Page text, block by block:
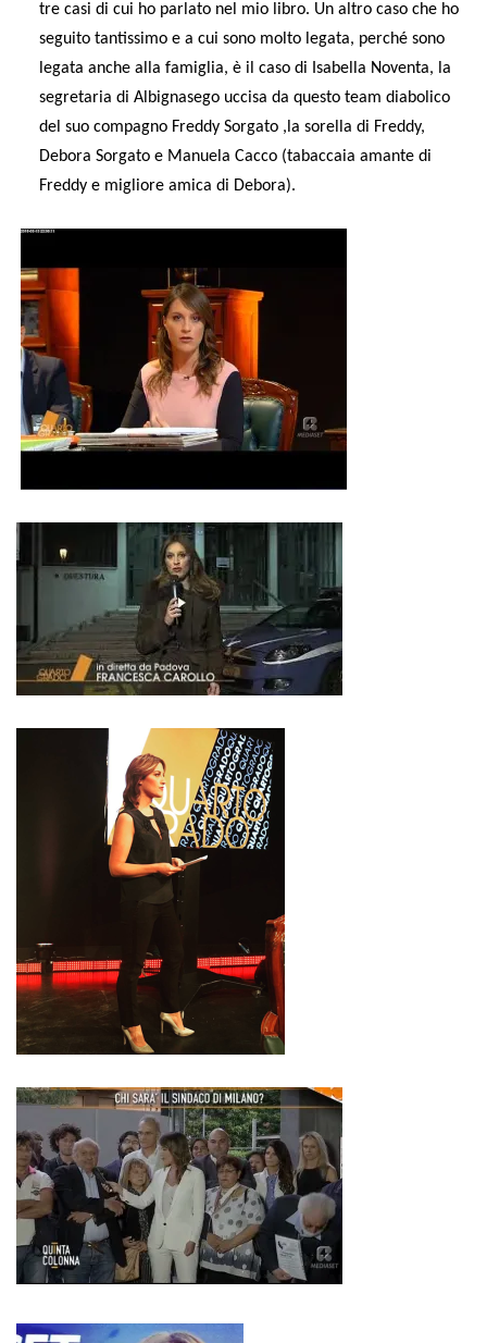
tre casi di cui ho parlato nel mio libro. Un altro caso che ho
seguito tantissimo e a cui sono molto legata, perché sono
legata anche alla famiglia, è il caso di Isabella Noventa, la
segretaria di Albignasego uccisa da questo team diabolico
del suo compagno Freddy Sorgato ,la sorella di Freddy,
Debora Sorgato e Manuela Cacco (tabaccaia amante di
Freddy e migliore amica di Debora).